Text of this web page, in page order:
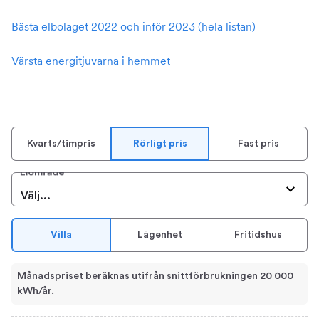
Bästa elbolaget 2022 och inför 2023 (hela listan)
Värsta energitjuvarna i hemmet
Kvarts/timpris Rörligt pris Fast pris
Elområde
Välj...
Villa Lägenhet Fritidshus
Månadspriset beräknas utifrån snittförbrukningen 20 000
kWh/år.